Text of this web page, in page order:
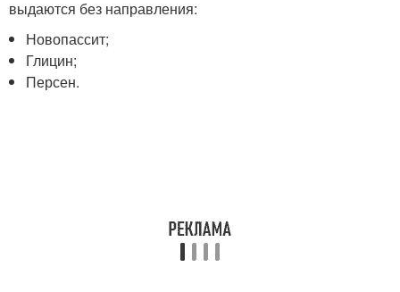
выдаются без направления:
Новопассит;
Глицин;
Персен.